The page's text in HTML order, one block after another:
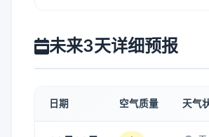
未来3天详细预报
日期 空气质量 天气